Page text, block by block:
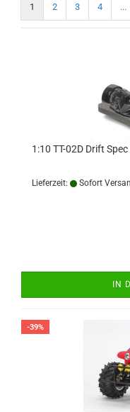
1 2 3 4 ...
1:10 TT-02D Drift
Lieferzeit: Sofort
IN
-39%